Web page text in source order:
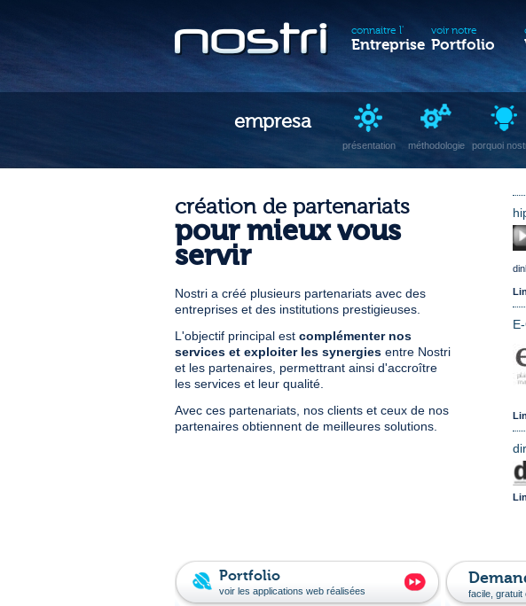
connaitre l'
Entreprise
voir notre
Portfolio
empresa
présentation méthodologie porquoi
création de partenariats
pour mieux vous
servir
Nostri a créé plusieurs partenariats avec des
entreprises et des institutions prestigieuses.
L'objectif principal est complémenter nos
services et exploiter les synergies entre Nostri
et les partenaires, permettrant ainsi d'accroître
les services et leur qualité.
Avec ces partenariats, nos clients et ceux de nos
partenaires obtiennent de meilleures solutions.
Portfolio
voir les applications web réalisées facile, gratuit